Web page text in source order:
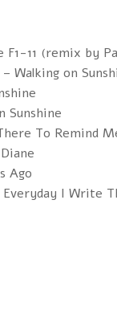
11 (remix by
Walking on
Sunshine
To Remind
Ago
I Write